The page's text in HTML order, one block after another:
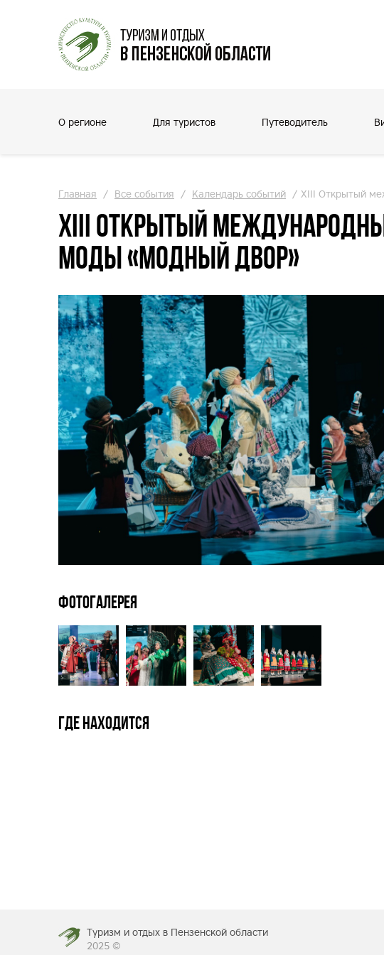
О регионе Для туристов Путеводитель
Главная / Все события / Календарь событий / XIII Открытый
XIII Открытый
моды «Модный двор»
Фотогалерея
Где находится
Туризм и отдых в Пензенской области
2025 ©